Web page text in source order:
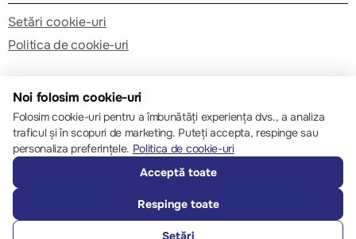
Setări cookie-uri
Politica de cookie-uri
© 2013 – 2026 ECOM
Noi folosim cookie-uri
Folosim cookie-uri pentru a îmbunătăți experiența dvs., a analiza
traficul și în scopuri de marketing. Puteți accepta, respinge sau
personaliza preferințele. Politica de cookie-uri
Acceptă toate
Respinge toate
Setări